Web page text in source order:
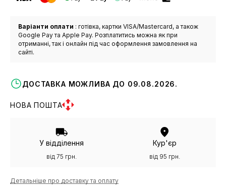
Варіанти оплати : готівка, картки VISA/Mastercard, а також
Google Pay та Apple Pay. Розплатитись можна як при
отриманні, так і онлайн під час оформлення замовлення на
сайті.
ДОСТАВКА МОЖЛИВА ДО 09.08.2026.
НОВА ПОШТА
У відділення
від 75 грн.
Кур'єр
від 95 грн.
Детальніше про доставку та оплату